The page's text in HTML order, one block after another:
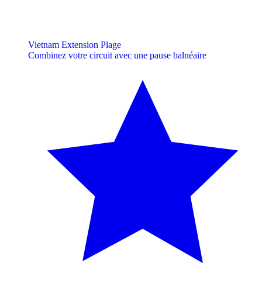
Vietnam Extension Plage
Combinez votre circuit avec une pause balnéaire